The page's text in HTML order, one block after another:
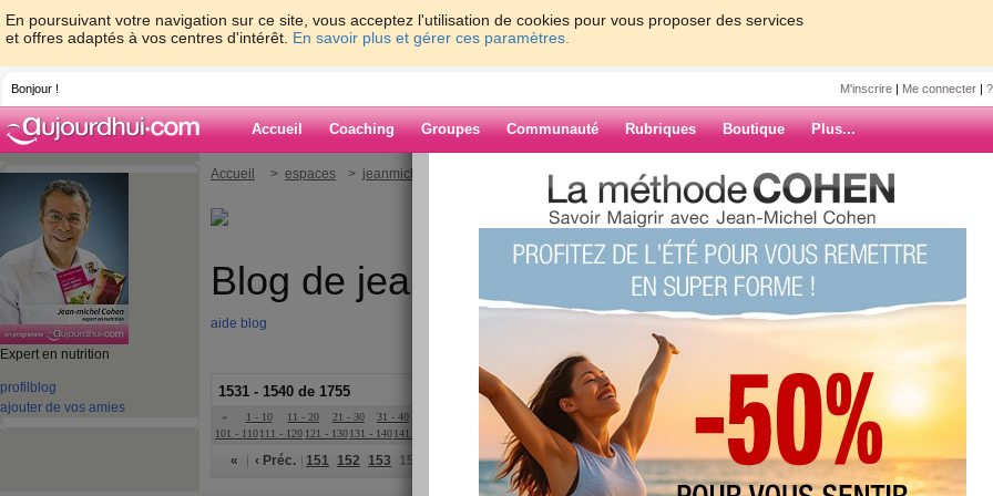
En poursuivant votre navigation sur ce site, vous acceptez l'utilisation de cookies pour vous proposer des services
et offres adaptés à vos centres d'intérêt. En savoir plus et gérer ces paramètres.
Bonjour ! M'inscrire | Me connecter |
Accueil Coaching Groupes Communauté Rubriques Boutique Plus...
Expert en nutrition
profil blog
ajouter de vos amies
Accueil > espaces > jeanmichelcohen
Blog de jeanmichelcohen
aide blog
1531 - 1540 de 1755
« 1 - 10 11 - 20 21 - 30 31 - 40 51 - 60 61 - 70 71 - 80 81 - 90
91 - 100
101 - 110111 - 120 121 - 130 131 - 140141 - 150 161 - 170 171 - 176 »
« ‹ Préc. 151 152 153 154 156 157 158 159 160 Suiv. › » ARCHIVES